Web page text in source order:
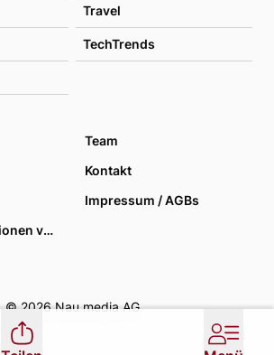
Travel
TechTrends
Team
Kontakt
Impressum / AGBs
Datenschutzoptionen verwalten
© 2026 Nau media AG